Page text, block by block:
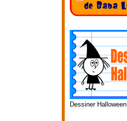
Dessiner Halloween